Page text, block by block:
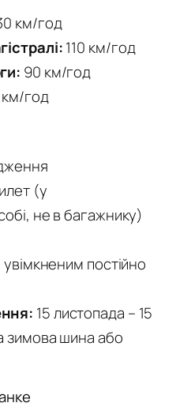
км/год
110 км/год
90 км/год
год
(у
не в багажнику)
постійно
15 листопада – 15
зимова шина або